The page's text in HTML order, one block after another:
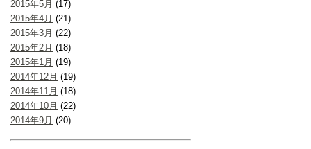
2015年5月 (17)
2015年4月 (21)
2015年3月 (22)
2015年2月 (18)
2015年1月 (19)
2014年12月 (19)
2014年11月 (18)
2014年10月 (22)
2014年9月 (20)